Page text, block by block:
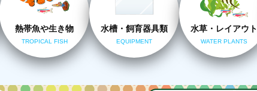
熱帯魚や生き物
TROPICAL FISH
水槽・飼育器具類
EQUIPMENT
水草・レイアウト
WATER PLANTS